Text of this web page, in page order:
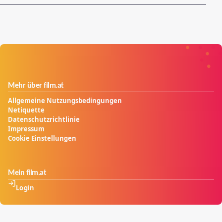
Mehr über film.at
Allgemeine Nutzungsbedingungen
Netiquette
Datenschutzrichtlinie
Impressum
Cookie Einstellungen
Mein film.at
Login